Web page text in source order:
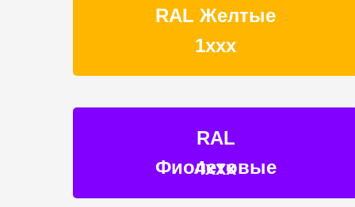
RAL Желтые
RAL
Фиолетовые
1ххх
4ххх